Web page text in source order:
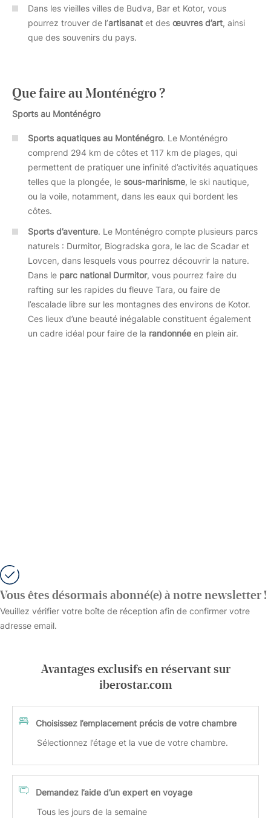
Dans les vieilles villes de Budva, Bar et Kotor, vous
pourrez trouver de l’artisanat et des œuvres d’art, ainsi
que des souvenirs du pays.
Que faire au Monténégro ?
Sports au Monténégro
Sports aquatiques au Monténégro. Le Monténégro
comprend 294 km de côtes et 117 km de plages, qui
permettent de pratiquer une infinité d’activités aquatiques
telles que la plongée, le sous-marinisme, le ski nautique,
ou la voile, notamment, dans les eaux qui bordent les
côtes.
Sports d’aventure. Le Monténégro compte plusieurs parcs
naturels : Durmitor, Biogradska gora, le lac de Scadar et
Lovcen, dans lesquels vous pourrez découvrir la nature.
Dans le parc national Durmitor, vous pourrez faire du
rafting sur les rapides du fleuve Tara, ou faire de
l’escalade libre sur les montagnes des environs de Kotor.
Ces lieux d’une beauté inégalable constituent également
un cadre idéal pour faire de la randonnée en plein air.
Vous êtes désormais abonné(e) à notre newsletter !
Veuillez vérifier votre boîte de réception afin de confirmer votre
adresse email.
Avantages exclusifs en réservant sur
iberostar.com
Choisissez l’emplacement précis de votre chambre
Sélectionnez l’étage et la vue de votre chambre.
Demandez l’aide d’un expert en voyage
Tous les jours de la semaine